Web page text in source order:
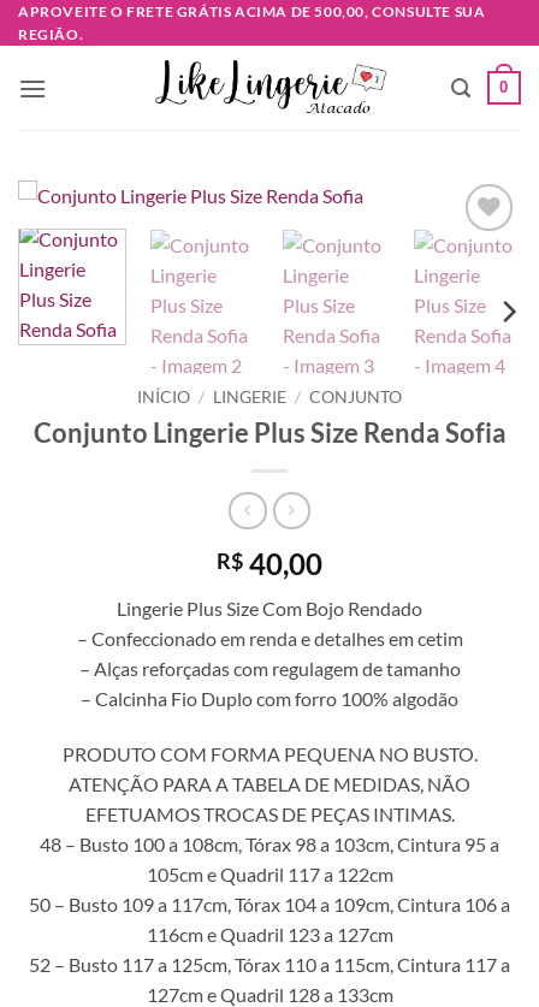
Skip
to
APROVEITE O FRETE GRÁTIS ACIMA DE 500,00, CONSULTE SUA
REGIÃO.
0
Adicionar
à lista de
desejos
INÍCIO / LINGERIE / CONJUNTO
Conjunto Lingerie Plus Size Renda Sofia
R$ 40,00
Lingerie Plus Size Com Bojo Rendado
– Confeccionado em renda e detalhes em cetim
– Alças reforçadas com regulagem de tamanho
– Calcinha Fio Duplo com forro 100% algodão
PRODUTO COM FORMA PEQUENA NO BUSTO.
ATENÇÃO PARA A TABELA DE MEDIDAS, NÃO
EFETUAMOS TROCAS DE PEÇAS INTIMAS.
48 – Busto 100 a 108cm, Tórax 98 a 103cm, Cintura 95 a
105cm e Quadril 117 a 122cm
50 – Busto 109 a 117cm, Tórax 104 a 109cm, Cintura 106 a
116cm e Quadril 123 a 127cm
52 – Busto 117 a 125cm, Tórax 110 a 115cm, Cintura 117 a
127cm e Quadril 128 a 133cm